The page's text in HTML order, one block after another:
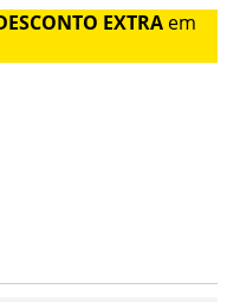
EXTRA em